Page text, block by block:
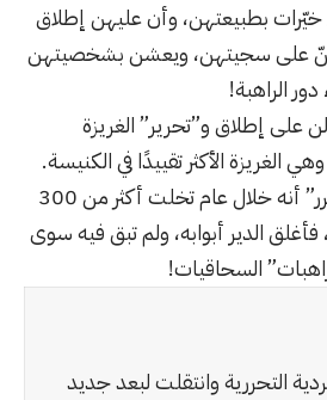
خيّرات بطبيعتهن، وأن عليهن إطلاق
على سجيتهن، ويعشن بشخصيتهن
الراهبة!
إطلاق و”تحرير” الغريزة
الغريزة الأكثر تقييدًا في الكنيسة.
فكانت نتيجة هذا “التحرر” أنه خلال عام تخلت أكثر من 300
فأغلق الدير أبوابه، ولم تبق فيه سوى
السحاقيات!
التحررية وانتقلت لبعد جديد